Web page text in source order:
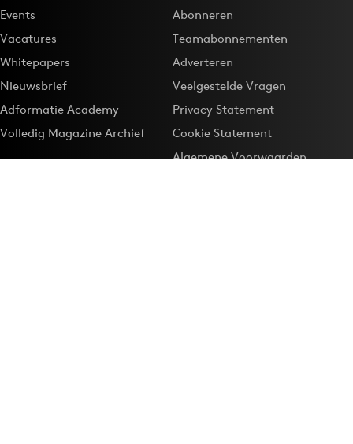
Events
Vacatures
Whitepapers
Nieuwsbrief
Adformatie Academy
Volledig Magazine Archief
Abonneren
Teamabonnementen
Adverteren
Veelgestelde Vragen
Privacy Statement
Cookie Statement
Algemene Voorwaarden